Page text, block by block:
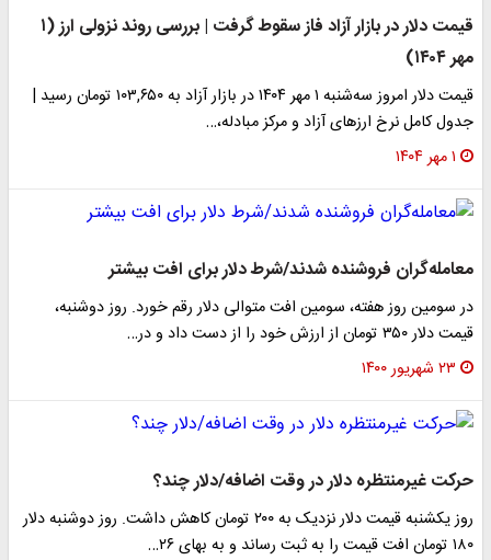
قیمت دلار در بازار آزاد فاز سقوط گرفت | بررسی روند نزولی ارز (۱
مهر ۱۴۰۴)
قیمت دلار امروز سه‌شنبه ۱ مهر ۱۴۰۴ در بازار آزاد به ۱۰۳,۶۵۰ تومان رسید |
جدول کامل نرخ ارزهای آزاد و مرکز مبادله،…
۱ مهر ۱۴۰۴
معامله‌گران فروشنده شدند/شرط دلار برای افت بیشتر
در سومین روز هفته، سومین افت متوالی دلار رقم خورد. روز دوشنبه،
قیمت دلار ۳۵۰ تومان از ارزش خود را از دست داد و در…
۲۳ شهریور ۱۴۰۰
حرکت غیرمنتظره دلار در وقت اضافه/دلار چند؟
روز یکشنبه قیمت دلار نزدیک به ۲۰۰ تومان کاهش داشت. روز دوشنبه دلار
۱۸۰ تومان افت قیمت را به ثبت رساند و به بهای ۲۶…